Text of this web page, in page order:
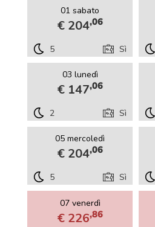
01 sabato
€ 204,06
5 Sì
03 lunedì
€ 147,06
2 Sì
05 mercoledì
€ 204,06
5 Sì
07 venerdì
€ 226,86